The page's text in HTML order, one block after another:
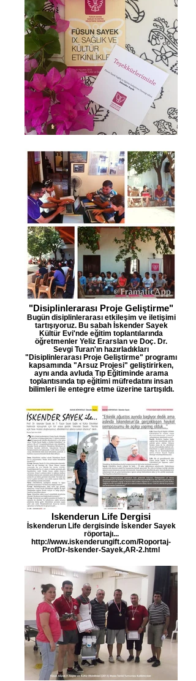
"Disiplinlerarası Proje Geliştirme"
Bugün disiplinlerarası etkileşim ve iletişimi
tartışıyoruz. Bu sabah İskender Sayek
Kültür Evi'nde eğitim toplantılarında
öğretmenler Yeliz Erarslan ve Doç. Dr.
Sevgi Turan'ın hazırladıkları
"Disiplinlerarası Proje Geliştirme" programı
kapsamında "Arsuz Projesi" geliştirirken,
aynı anda avluda Tıp Eğitiminde arama
toplantısında tıp eğitimi müfredatını insan
bilimleri ile entegre etme üzerine tartışıldı.
Iskenderun Life Dergisi
İskenderun Life dergisinde İskender Sayek
röportajı...
http://www.iskenderungift.com/Roportaj-
ProfDr-Iskender-Sayek,AR-2.html